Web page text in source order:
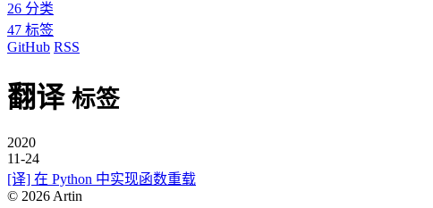
26 分类
47 标签
GitHub RSS
翻译 标签
2020
11-24
[译] 在 Python 中实现函数重载
© 2026 Artin